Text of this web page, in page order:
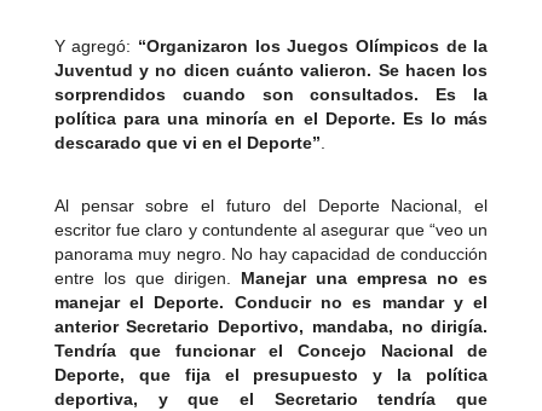
Y agregó: “Organizaron los Juegos Olímpicos de la
Juventud y no dicen cuánto valieron. Se hacen los
sorprendidos cuando son consultados. Es la
política para una minoría en el Deporte. Es lo más
descarado que vi en el Deporte”
Al pensar sobre el futuro del Deporte Nacional, el
escritor fue claro y contundente al asegurar que “veo un
panorama muy negro. No hay capacidad de conducción
entre los que dirigen.
Manejar una empresa no es
manejar el Deporte. Conducir no es mandar y el
anterior Secretario Deportivo, mandaba, no dirigía.
Tendría que funcionar el Concejo Nacional de
Deporte, que fija el presupuesto y la política
deportiva, y que el Secretario tendría que